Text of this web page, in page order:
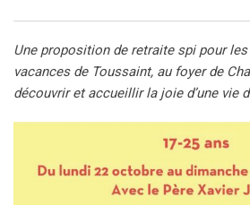
Une proposition de retraite spi pour les
vacances de Toussaint, au foyer de
découvrir et accueillir la joie d’une vie